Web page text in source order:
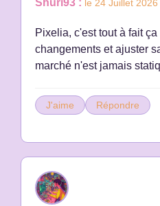
Shuri93 : le 24 Juillet 2026
Pixelia, c'est tout à fait
changements et ajuster
marché n'est jamais
J'aime Répondre